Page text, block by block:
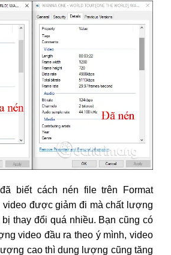
biết cách nén file trên Format
video được giảm đi mà chất lượng
thay đổi quá nhiều. Bạn cũng có
video đầu ra theo ý mình, video
cao thì dung lượng cũng tăng